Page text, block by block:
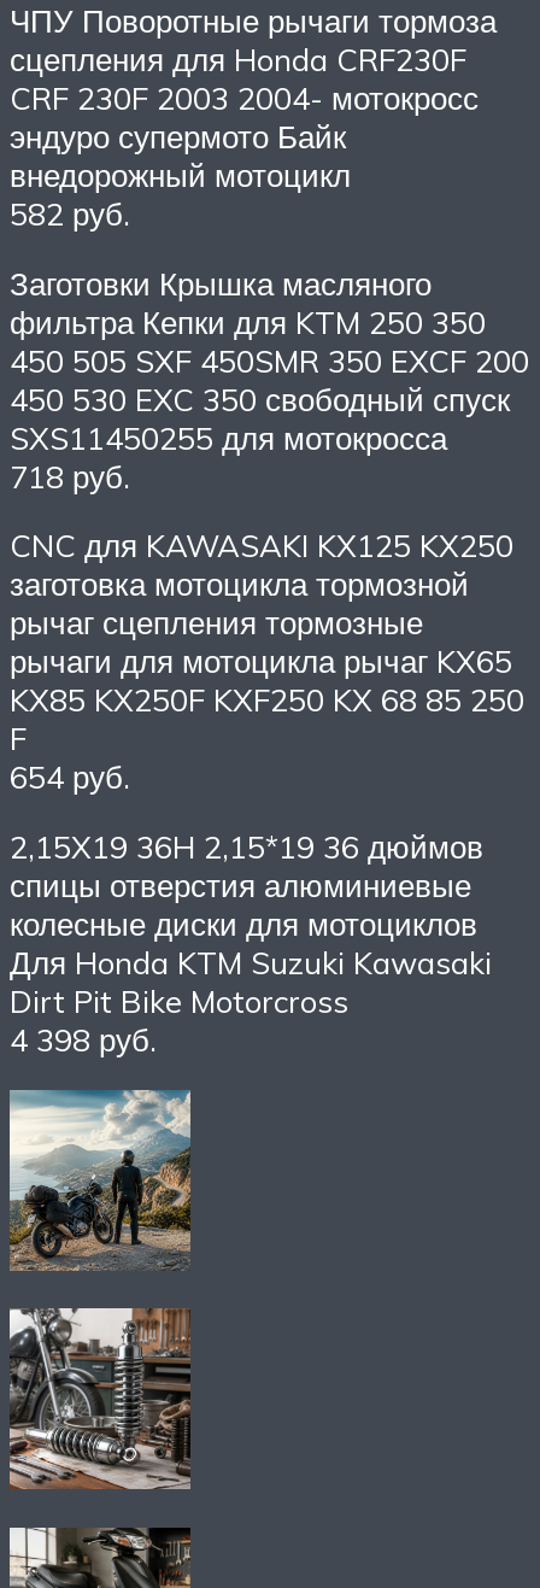
ЧПУ Поворотные рычаги тормоза
сцепления для Honda CRF230F
CRF 230F 2003 2004- мотокросс
эндуро супермото Байк
внедорожный мотоцикл
582 руб.
Заготовки Крышка масляного
фильтра Кепки для KTM 250 350
450 505 SXF 450SMR 350 EXCF 200
450 530 EXC 350 свободный спуск
SXS11450255 для мотокросса
718 руб.
CNC для KAWASAKI KX125 KX250
заготовка мотоцикла тормозной
рычаг сцепления тормозные
рычаги для мотоцикла рычаг KX65
KX85 KX250F KXF250 KX 68 85 250
F
654 руб.
2,15X19 36H 2,15*19 36 дюймов
спицы отверстия алюминиевые
колесные диски для мотоциклов
Для Honda KTM Suzuki Kawasaki
Dirt Pit Bike Motorcross
4 398 руб.